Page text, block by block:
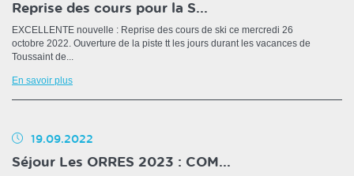
Reprise des cours pour la S...
EXCELLENTE nouvelle : Reprise des cours de ski ce mercredi 26
octobre 2022. Ouverture de la piste tt les jours durant les vacances de
Toussaint de...
En savoir plus
19.09.2022
Séjour Les ORRES 2023 : COM...